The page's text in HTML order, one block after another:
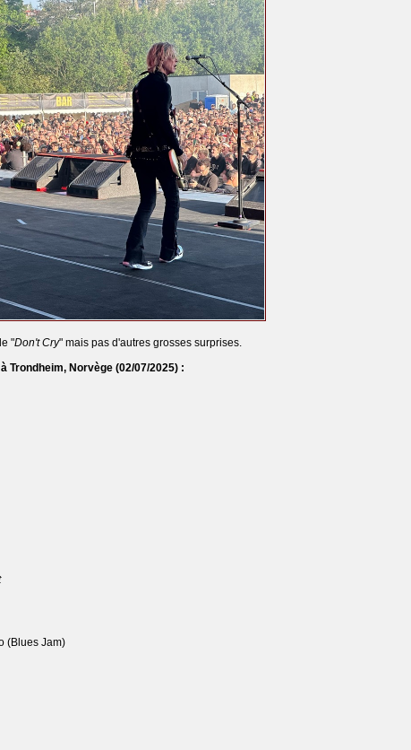
"Don't Cry" mais pas d'autres grosses surprises.
Trondheim, Norvège (02/07/2025) :
(Blues Jam)